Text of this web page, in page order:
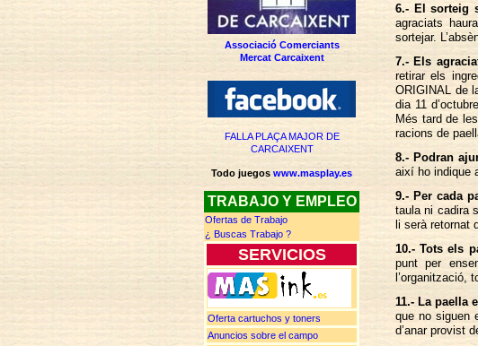
Associació Comerciants
Mercat Carcaixent
FALLA PLAÇA MAJOR DE
CARCAIXENT
Todo juegos www.masplay.es
TRABAJO Y EMPLEO
Ofertas de Trabajo
¿ Buscas Trabajo ?
SERVICIOS
Oferta cartuchos y toners
Anuncios sobre el campo
6.- El sorteig
agraciats
sortejar.
7.- Els
retirar els
ORIGINAL de
dia 11
Més tard de
racions de
8.- Podran
així ho indique
9.- Per cada
taula ni cadira
li serà retornat
10.- Tots els
punt per
l’organització,
11.- La paella
que no siguen
d’anar provist